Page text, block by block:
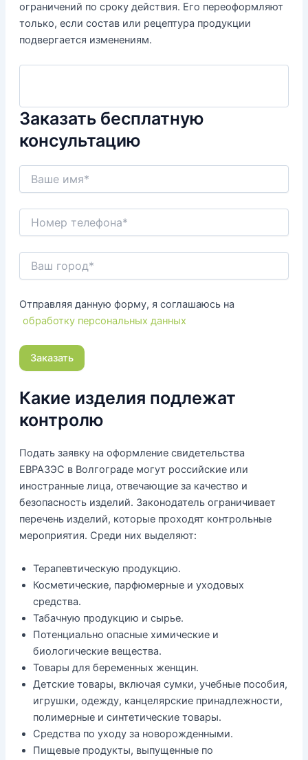
ограничений по сроку действия. Его переоформляют
только, если состав или рецептура продукции
подвергается изменениям.
Заказать бесплатную
консультацию
Отправляя данную форму, я соглашаюсь на
обработку персональных данных
Какие изделия подлежат
контролю
Подать заявку на оформление свидетельства
ЕВРАЗЭС в Волгограде могут российские или
иностранные лица, отвечающие за качество и
безопасность изделий. Законодатель ограничивает
перечень изделий, которые проходят контрольные
мероприятия. Среди них выделяют:
Терапевтическую продукцию.
Косметические, парфюмерные и уходовых
средства.
Табачную продукцию и сырье.
Потенциально опасные химические и
биологические вещества.
Товары для беременных женщин.
Детские товары, включая сумки, учебные пособия,
игрушки, одежду, канцелярские принадлежности,
полимерные и синтетические товары.
Средства по уходу за новорожденными.
Пищевые продукты, выпущенные по